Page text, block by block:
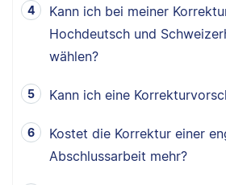
Kann ich bei meiner
Hochdeutsch und
wählen?
Kann ich eine
Kostet die Korrektur einer
Abschlussarbeit mehr?